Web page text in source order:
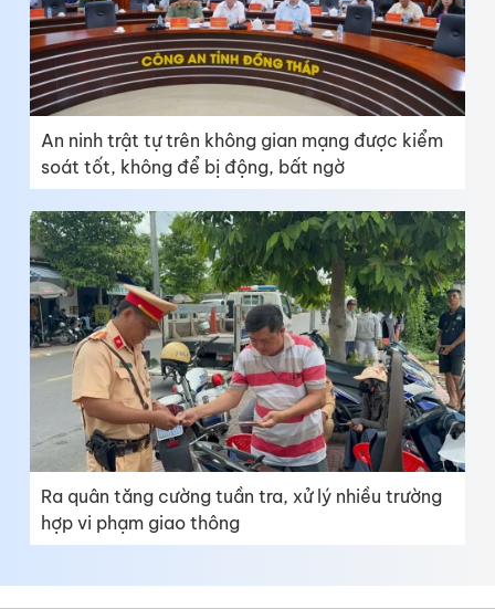
An ninh trật tự trên không gian mạng được kiểm
soát tốt, không để bị động, bất ngờ
Ra quân tăng cường tuần tra, xử lý nhiều trường
hợp vi phạm giao thông